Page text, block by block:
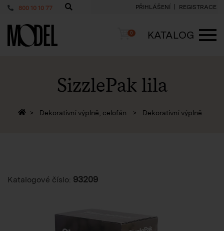
800 10 10 77 PŘIHLÁŠENÍ REGISTRACE
PackShop Košík
0
KATALOG
SizzlePak lila
Zpět na homepage
Dekorativní výplně, celofán Dekorativní výplně
Katalogové číslo: 93209